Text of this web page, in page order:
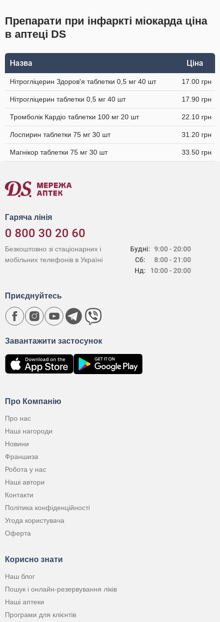
Препарати при інфаркті міокарда ціна
в аптеці DS
Назва Ціна
Нітрогліцерин Здоров'я таблетки 0,5 мг 40 шт 17.00 грн
Нітрогліцерин таблетки 0,5 мг 40 шт 17.90 грн
Тромболік Кардіо таблетки 100 мг 20 шт 22.10 грн
Лоспирин таблетки 75 мг 30 шт 31.20 грн
Магнікор таблетки 75 мг 30 шт 33.50 грн
Гаряча лінія
0 800 30 20 60
Будні:
Сб:
Нд:
9:00 - 20:00
8:00 - 21:00
10:00 - 20:00
Безкоштовно зі стаціонарних і
мобільних телефонів в Україні
Про Компанію
Про нас
Наші нагороди
Новини
Франшиза
Робота у нас
Наші автори
Контакти
Політика конфіденційності
Угода користувача
Оферта
Корисно знати
Наш блог
Пошук і онлайн-резервування ліків
Наші аптеки
Програми для клієнтів
Завантажити застосунок
Приєднуйтесь